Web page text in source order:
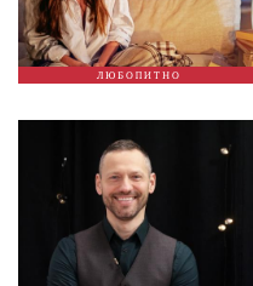
ЛЮБОПИТНО